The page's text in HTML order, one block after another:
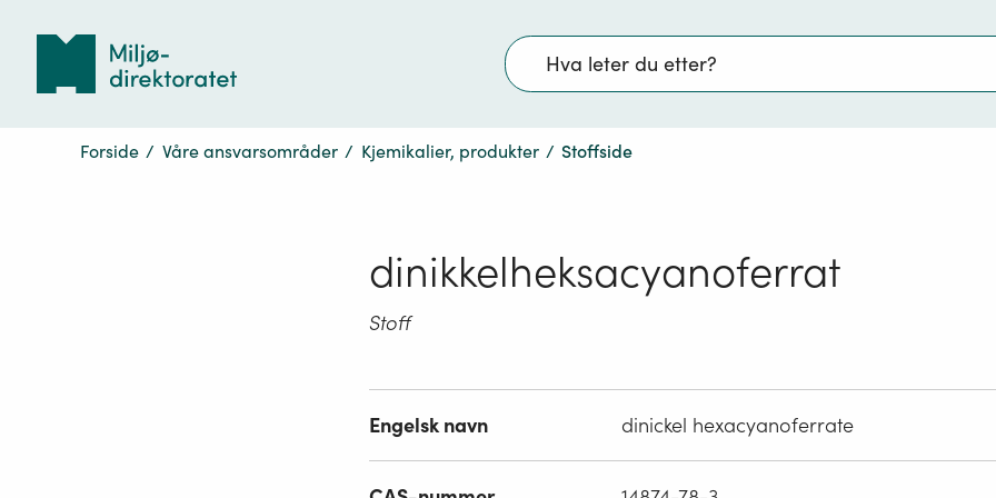
Søk
Forside / Våre ansvarsområder / Kjemikalier, produkter / Stoffside
dinikkelheksacyanoferrat
Stoff
Engelsk navn dinickel hexacyanoferrate